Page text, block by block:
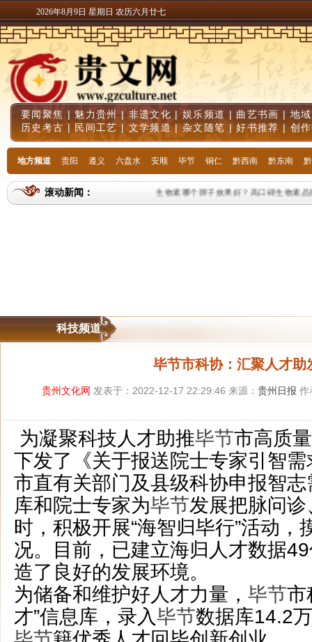
2026年8月9日 星期日 农历六月廿七
要闻聚焦| 魅力贵州|非遗文化 |娱乐频道 | 曲艺书画 | 地
历史考古 | 民间工艺 |文学频道|杂文随笔 |好书推荐 | 创
地方频道 贵阳 遵义 六盘水 安顺 毕节 铜仁 黔西南 黔东南
滚动新闻： 生物素哪个牌子效果好？高口碑生物素
科技频道
毕节市科协：汇聚人才助
贵州文化网 发表于：2022-12-17 22:29:46 来源： 贵州日报 作
为凝聚科技人才助推毕节市高质
下发了《关于报送院士专家引智
市直有关部门及县级科协申报智
库和院士专家为毕节发展把脉问
时，积极开展“海智归毕行”活动，
况。目前，已建立海归人才数据
造了良好的发展环境。
为储备和维护好人才力量， 毕节市
才”信息库，录入毕节数据库14.2